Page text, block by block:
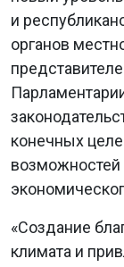
и
органов
конечных
возможностей
«Создание
климата и